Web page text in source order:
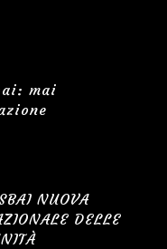
mai
NUOVA
DELLE